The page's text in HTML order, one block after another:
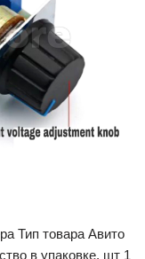
Тип товара Авито
в упаковке, шт 1